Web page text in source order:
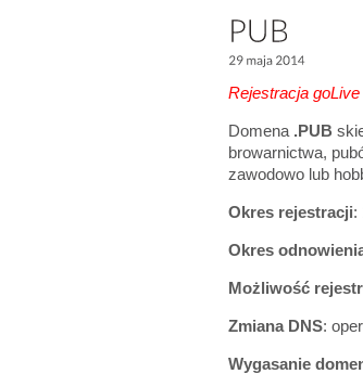
Rejestracja
Domena .PUB
browarnictwa,
zawodowo lub
Okres rejestracji:
Okres
Możliwość
Zmiana DNS:
Wygasanie